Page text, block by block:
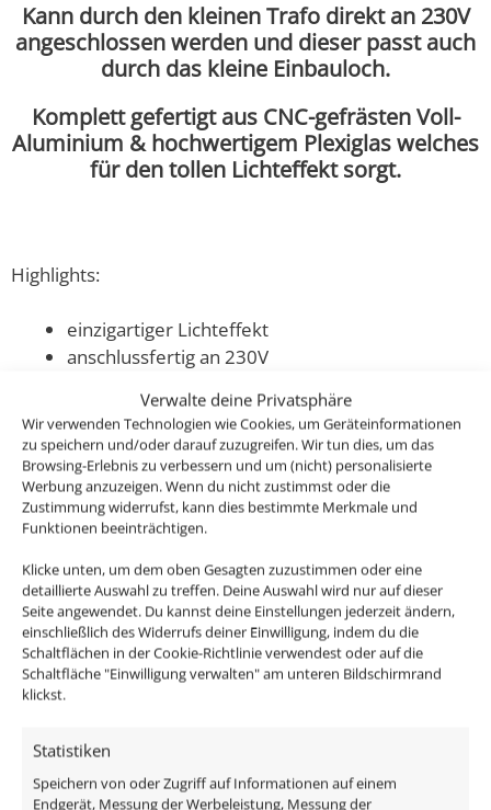
Verwalte deine Privatsphäre
Wir verwenden Technologien wie Cookies, um Geräteinformationen
zu speichern und/oder darauf zuzugreifen. Wir tun dies, um das
Browsing-Erlebnis zu verbessern und um (nicht) personalisierte
Werbung anzuzeigen. Wenn du nicht zustimmst oder die
Zustimmung widerrufst, kann dies bestimmte Merkmale und
Funktionen beeinträchtigen.
Klicke unten, um dem oben Gesagten zuzustimmen oder eine
detaillierte Auswahl zu treffen. Deine Auswahl wird nur auf dieser
Seite angewendet. Du kannst deine Einstellungen jederzeit ändern,
einschließlich des Widerrufs deiner Einwilligung, indem du die
Schaltflächen in der Cookie-Richtlinie verwendest oder auf die
Schaltfläche "Einwilligung verwalten" am unteren Bildschirmrand
klickst.
Statistiken
Speichern von oder Zugriff auf Informationen auf einem
Endgerät, Messung der Werbeleistung, Messung der
Kann durch den kleinen Trafo direkt an 230V
angeschlossen werden und dieser passt auch
durch das kleine Einbauloch.
Komplett gefertigt aus CNC-gefrästen Voll-
Aluminium & hochwertigem Plexiglas welches
für den tollen Lichteffekt sorgt.
Highlights:
einzigartiger Lichteffekt
anschlussfertig an 230V
Badezimmern und überdachten
Außenbereichen eingebaut werden
sehr flach, nur 26,5mm Einbautiefe & 34-37mm
Durchmesser Lochausschnitt
sehr hohe Farbwiedergabe von 90 Cri
Leuchtring
3,3W statt vergleichbarer 25W Halogenlampe
3 Lichtfarben zur Auswahl
Dieser IP44 Mini-Einbaustrahler ist ein echter
nahezu unbegrenzt, da dieser sehr klein ist und überall
fertig.